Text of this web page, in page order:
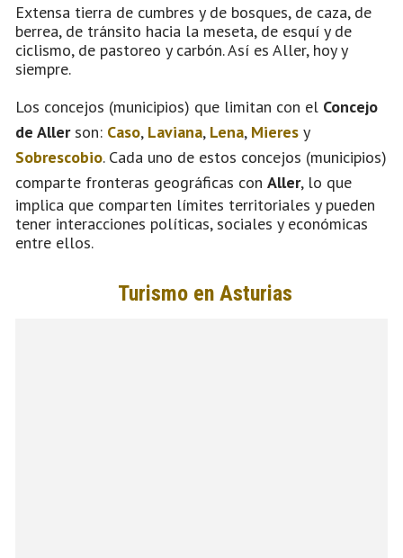
Extensa tierra de cumbres y de bosques, de caza, de
berrea, de tránsito hacia la meseta, de esquí y de
ciclismo, de pastoreo y carbón. Así es Aller, hoy y
siempre.
Los concejos (municipios) que limitan con el Concejo
de Allerson: Caso, Laviana, Lena, Mieres y
Sobrescobio. Cada uno de estos concejos (municipios)
comparte fronteras geográficas con Aller, lo que
implica que comparten límites territoriales y pueden
tener interacciones políticas, sociales y económicas
entre ellos.